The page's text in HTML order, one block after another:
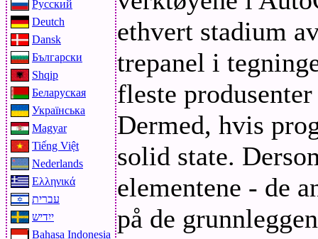
Русский
Deutch
Dansk
Български
Shqip
Беларуская
Українська
Magyar
Tiếng Việt
Nederlands
Ελληνικά
עברית
ייִדיש
Bahasa Indonesia
ethvert stadium
trepanel i
fleste
Dermed, hvis
solid state.
elementene - de
på de